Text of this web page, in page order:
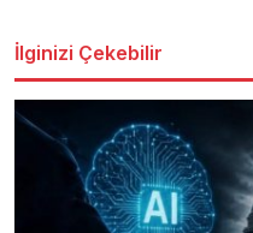
İlginizi Çekebilir